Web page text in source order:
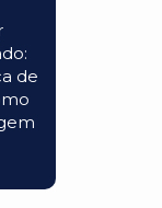
de